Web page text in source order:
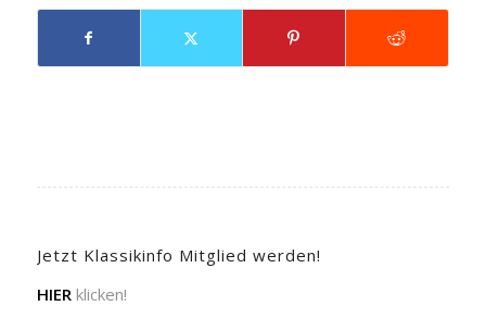
Jetzt Klassikinfo Mitglied werden!
HIERklicken!